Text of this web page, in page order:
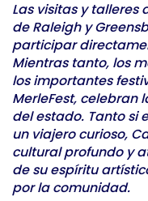
Las visitas y talleres
de Raleigh y
participar
Mientras tanto, los
los importantes
MerleFest, celebran
del estado. Tanto si
un viajero curioso,
cultural profundo y
de su espíritu
por la comunidad.